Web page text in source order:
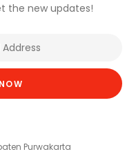
the new updates!
Purwakarta